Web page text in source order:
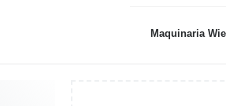
Maquinaria